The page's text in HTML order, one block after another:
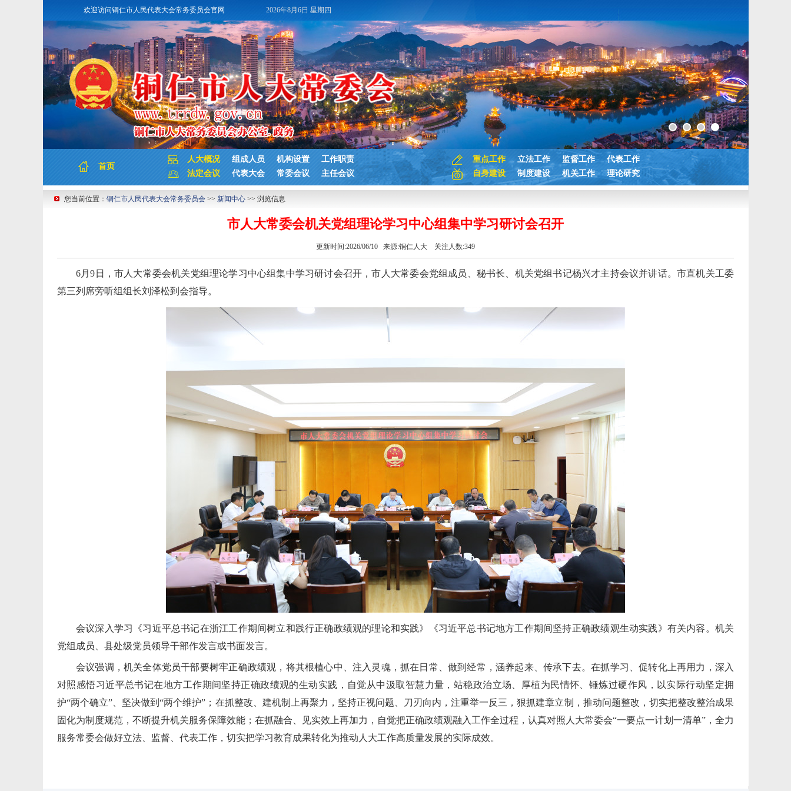
欢迎访问铜仁市人民代表大会常务委员会官网 2026年8月6日 星期四
首页
人大概况 组成人员 机构设置
工作职责
法定会议
代表大会 常委会议 主任会议
重点工作 立法工作 监督工作
代表工作
自身建设
制度建设 机关工作 理论研究
您当前位置： 铜仁市人民代表大会常务委员会>> 新闻中心>> 浏览信息
市人大常委会机关党组理论学习中心组集中学习研讨会召开
更新时间:2026/06/10 来源:铜仁人大 关注人数:349
6月9日，市人大常委会机关党组理论学习中心组集中学习研讨会召开，市人大常委会党组成员、秘书长、机关党组书记杨兴才主持会议并讲话。市直机关工委
第三列席旁听组组长刘泽松到会指导。
会议深入学习《习近平总书记在浙江工作期间树立和践行正确政绩观的理论和实践》《习近平总书记地方工作期间坚持正确政绩观生动实践》有关内容。机关
党组成员、县处级党员领导干部作发言或书面发言。
会议强调，机关全体党员干部要树牢正确政绩观，将其根植心中、注入灵魂，抓在日常、做到经常，涵养起来、传承下去。在抓学习、促转化上再用力，深入
对照感悟习近平总书记在地方工作期间坚持正确政绩观的生动实践，自觉从中汲取智慧力量，站稳政治立场、厚植为民情怀、锤炼过硬作风，以实际行动坚定拥
护“两个确立”、坚决做到“两个维护”；在抓整改、建机制上再聚力，坚持正视问题、刀刃向内，注重举一反三，狠抓建章立制，推动问题整改，切实把整改整治成果
固化为制度规范，不断提升机关服务保障效能；在抓融合、见实效上再加力，自觉把正确政绩观融入工作全过程，认真对照人大常委会“一要点一计划一清单”，全力
服务常委会做好立法、监督、代表工作，切实把学习教育成果转化为推动人大工作高质量发展的实际成效。